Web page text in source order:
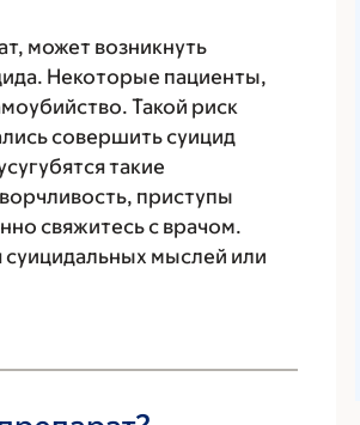
может возникнуть
Некоторые пациенты,
Такой риск
совершить суицид
такие
приступы
свяжитесь с врачом.
суицидальных мыслей или